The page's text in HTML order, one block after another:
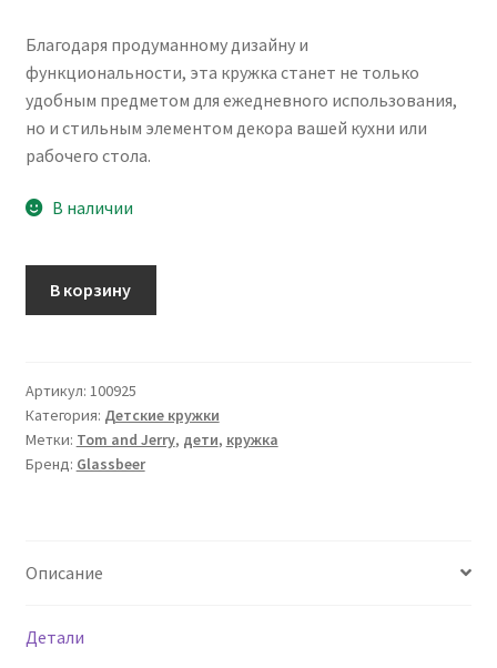
Благодаря продуманному дизайну и
функциональности, эта кружка станет не только
удобным предметом для ежедневного использования,
но и стильным элементом декора вашей кухни или
рабочего стола.
В наличии
и
Джерри
(0,36
л)
В корзину
Артикул: 100925
Категория: Детские кружки
Метки: Tom and Jerry, дети, кружка
Бренд: Glassbeer
Описание
Детали